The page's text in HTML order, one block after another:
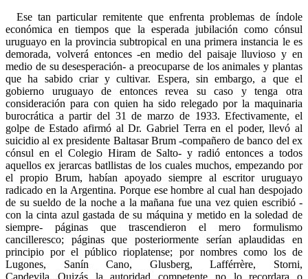
Ese tan particular remitente que enfrenta problemas de índole
económica en tiempos que la esperada jubilación como cónsul
uruguayo en la provincia subtropical en una primera instancia le es
demorada, volverá entonces -en medio del paisaje lluvioso y en
medio de su desesperación- a preocuparse de los animales y plantas
que ha sabido criar y cultivar. Espera, sin embargo, a que el
gobierno uruguayo de entonces revea su caso y tenga otra
consideración para con quien ha sido relegado por la maquinaria
burocrática a partir del 31 de marzo de 1933. Efectivamente, el
golpe de Estado afirmó al Dr. Gabriel Terra en el poder, llevó al
suicidio al ex presidente Baltasar Brum -compañero de banco del ex
cónsul en el Colegio Hiram de Salto- y radió entonces a todos
aquellos ex jerarcas batllistas de los cuales muchos, empezando por
el propio Brum, habían apoyado siempre al escritor uruguayo
radicado en la Argentina. Porque ese hombre al cual han despojado
de su sueldo de la noche a la mañana fue una vez quien escribió -
con la cinta azul gastada de su máquina y metido en la soledad de
siempre- páginas que trascendieron el mero formulismo
cancilleresco; páginas que posteriormente serían aplaudidas en
principio por el público rioplatense; por nombres como los de
Lugones, Sanín Cano, Glusberg, Lafférrère, Storni,
Capdevila...Quizás la autoridad competente no lo recordara o